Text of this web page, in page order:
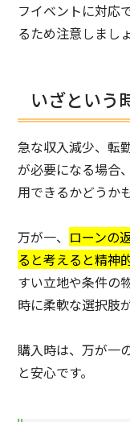
フイベントに対応
るため注意しましょ
いざという
急な収入減少、転
が必要になる場合
用できるかどうか
万が一、 ローンの
ると考えると精神
すい立地や条件の
時に柔軟な選択肢
購入時は、万が一
と安心です。